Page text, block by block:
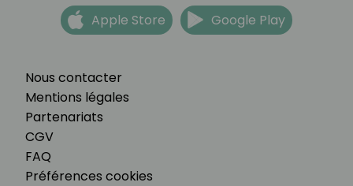
Nous contacter
Mentions légales
Partenariats
CGV
FAQ
Préférences cookies
Apple Store Google Play